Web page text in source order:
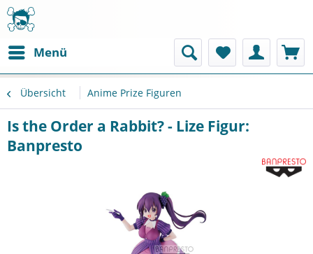
Menü
Übersicht Anime Prize Figuren
Is the Order a Rabbit? - Lize Figur:
Banpresto